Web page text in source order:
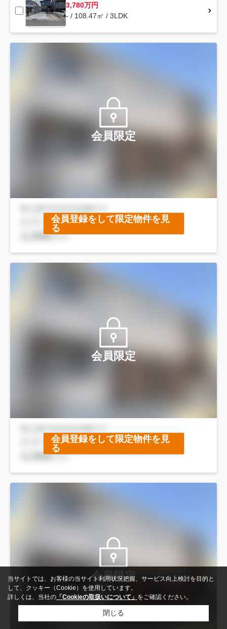
3,780万円
- / 108.47㎡ / 3LDK
会員限定
会員登録をして限定物件を見
る
会員限定
会員登録をして限定物件を見
る
会員限定
当サイトでは、お客様の当サイト利用状況把握、サービス向上検討を目的と
して、クッキー（Cookie）を使用しています。
詳しくは、当社の 「Cookieの取扱いについて」 をご確認ください。
閉じる